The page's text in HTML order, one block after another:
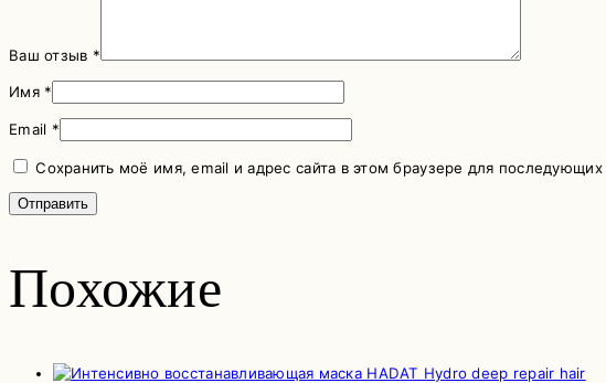
Ваш отзыв *
Имя *
Email *
Сохранить моё имя, email и адрес сайта в этом браузере для
Похожие